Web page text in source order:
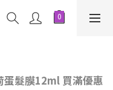
蛋髮膜12ml 買滿優惠